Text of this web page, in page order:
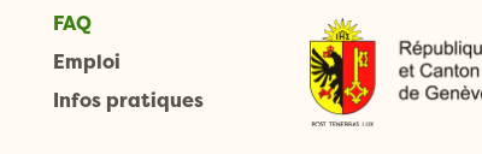
FAQ
Emploi
Infos pratiques